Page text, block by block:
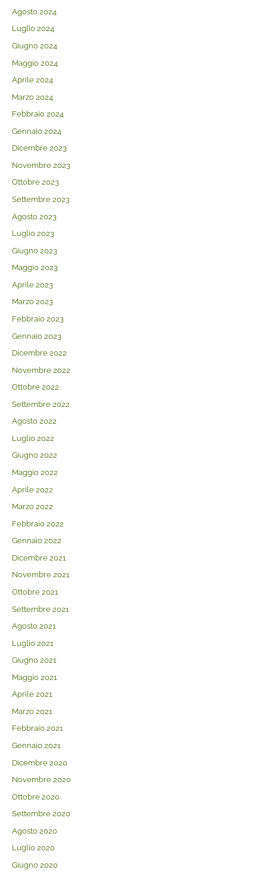
Agosto 2024
Luglio 2024
Giugno 2024
Maggio 2024
Aprile 2024
Marzo 2024
Febbraio 2024
Gennaio 2024
Dicembre 2023
Novembre 2023
Ottobre 2023
Settembre 2023
Agosto 2023
Luglio 2023
Giugno 2023
Maggio 2023
Aprile 2023
Marzo 2023
Febbraio 2023
Gennaio 2023
Dicembre 2022
Novembre 2022
Ottobre 2022
Settembre 2022
Agosto 2022
Luglio 2022
Giugno 2022
Maggio 2022
Aprile 2022
Marzo 2022
Febbraio 2022
Gennaio 2022
Dicembre 2021
Novembre 2021
Ottobre 2021
Settembre 2021
Agosto 2021
Luglio 2021
Giugno 2021
Maggio 2021
Aprile 2021
Marzo 2021
Febbraio 2021
Gennaio 2021
Dicembre 2020
Novembre 2020
Ottobre 2020
Settembre 2020
Agosto 2020
Luglio 2020
Giugno 2020